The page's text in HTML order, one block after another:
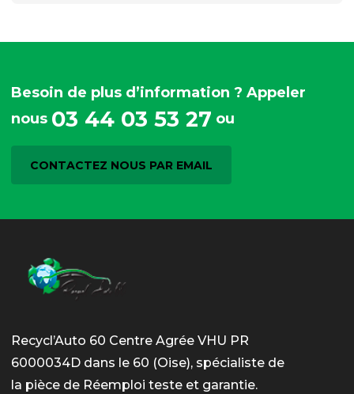
Besoin de plus d’information ? Appeler
nous 03 44 03 53 27 ou
CONTACTEZ NOUS PAR EMAIL
Recycl’Auto 60 Centre Agrée VHU PR
6000034D dans le 60 (Oise), spécialiste de
la pièce de Réemploi teste et garantie.